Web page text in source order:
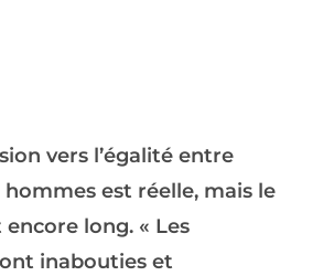
vers l’égalité entre
est réelle, mais le
long. « Les
inabouties et